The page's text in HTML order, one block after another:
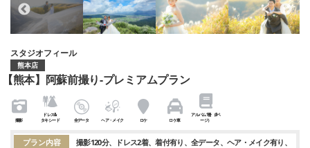
スタジオフィール
熊本店
【熊本】阿蘇前撮り-プレミアムプラン
撮影
ドレス&
タキシード
全データ ヘア・メイク ロケ ロケ車
アルバム1冊（8ペ
ージ）
プラン内容 撮影120分 ドレス2着 着付有り 全データ
ヘア・メイク有り